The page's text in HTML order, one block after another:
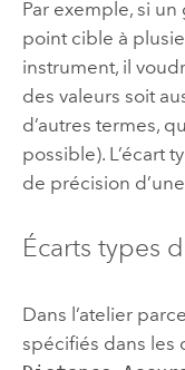
Par exemple, si
point cible à
instrument, il
des valeurs soit
d’autres termes,
possible). L’écart
de précision
Écarts types
Dans l’atelier
spécifiés dans les